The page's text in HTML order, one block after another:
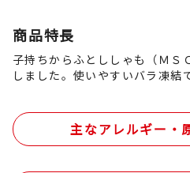
商品特長
子持ちからふとししゃも（ＭＳ
しました。使いやすいバラ凍結
主なアレルギー・